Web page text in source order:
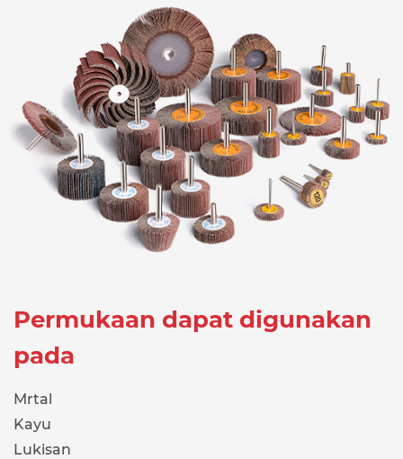
Permukaan dapat digunakan
pada
Mrtal
Kayu
Lukisan